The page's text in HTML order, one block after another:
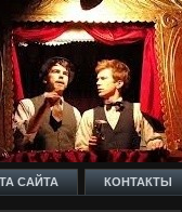
САЙТА КОНТАКТЫ